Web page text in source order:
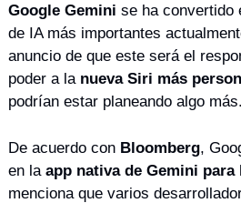
Google Gemini se ha convertido
de IA más importantes
anuncio de que este será el
poder a la nueva Siri más
podrían estar planeando algo más.
De acuerdo con Bloomberg,
en la app nativa de Gemini para
menciona que varios